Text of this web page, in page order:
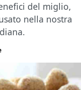
del miglio,
nella nostra